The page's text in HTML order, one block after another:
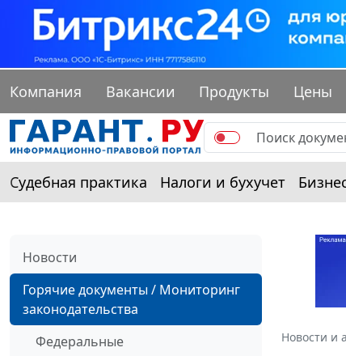
Компания Вакансии Продукты Цены
Судебная практика Налоги и бухучет
Новости
Горячие документы / Мониторинг
законодательства
Федеральные
Новости и